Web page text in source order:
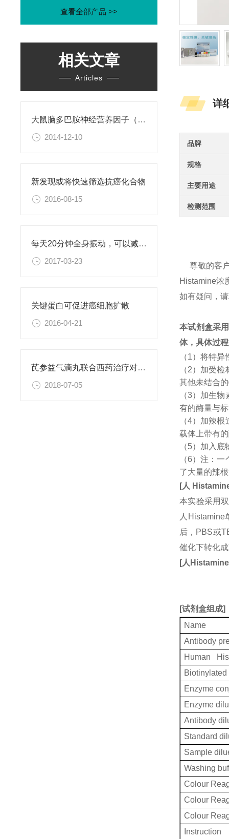
查看全部产品 >>
相关文章
Articles
大鼠脑多巴胺神经营养因子（CDNF）ELISA试剂盒
2014-12-10
新发现或将快速筛选抗癌化合物
2016-08-15
每天20分钟全身振动，可以减肥、对抗糖尿病
2017-03-23
关键蛋白可促进癌细胞扩散
2016-04-21
芪参益气滴丸联合西药治疗对稳定型心绞痛患者血清抵抗素水平的影响
2018-07-05
详
品牌
规格
主要用途
检测范围
尊敬的客
Histamine浓
如有疑问，
本试剂盒采
体，具体过
（1）将特
（2）加受
其他未结合
（3）加生
有的酶量与
（4）加辣
载体上带有
（5）加入
（6）注：
了大量的辣
[人
本实验采用
人
后，PBS或
催化下转化
[人 Histamine
[试剂盒组成]
Name
Antibody
Human
Enzyme
Enzyme
Antibody
Standard
Sample
Washing
Colour
Colour
Colour
Instruction